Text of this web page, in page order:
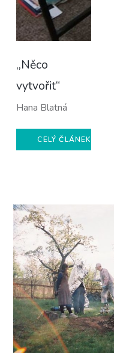
,,Něco
vytvořit“
Hana Blatná
CELÝ ČLÁNEK